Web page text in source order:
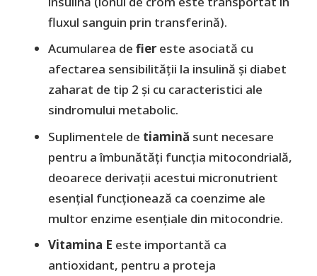
fluxul sanguin prin transferină).
Acumularea de fiereste asociată cu
afectarea sensibilității la insulină și diabet
zaharat de tip 2 și cu caracteristici ale
sindromului metabolic.
Suplimentele de tiamină sunt necesare
pentru a îmbunătăți funcția mitocondrială,
deoarece derivații acestui micronutrient
esențial funcționează ca coenzime ale
multor enzime esențiale din mitocondrie.
Vitamina E este importantă ca
antioxidant, pentru a proteja